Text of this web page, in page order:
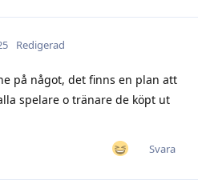
Redigerad
på något, det finns en plan att
spelare o tränare de köpt ut
Svara